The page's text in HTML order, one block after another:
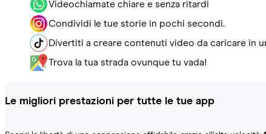
Videochiamate chiare e senza ritardi
Condividi le tue storie in pochi secondi.
Divertiti a creare contenuti video da caricare in
Trova la tua strada ovunque tu vada!
Le migliori prestazioni per tutte le tue app